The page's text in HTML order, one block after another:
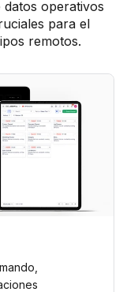
datos operativos
para el
remotos.